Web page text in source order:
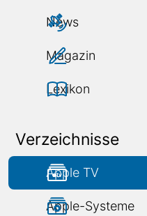
News
Magazin
Lexikon
Verzeichnisse
Apple TV
Apple-Systeme